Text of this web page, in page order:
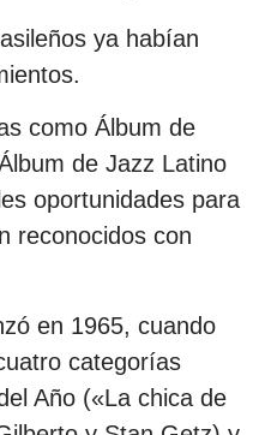
ya habían
como Álbum de
de Jazz Latino
oportunidades para
reconocidos con
en 1965, cuando
categorías
Año («La chica de